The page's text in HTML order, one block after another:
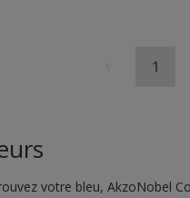
1
votre bleu, AkzoNobel